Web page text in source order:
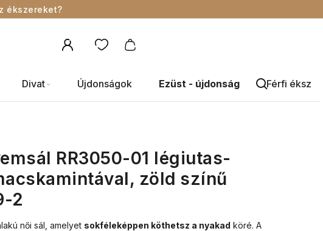
ékszereket?
Divat Újdonságok Ezüst - újdonság Férfi
RR3050-01 légiutas-
zöld színű
2
női sál, amelyet sokféleképpen köthetsz a nyakad köré.A